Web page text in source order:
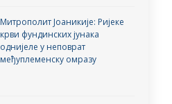
Митрополит Јоаникије: Ријеке
крви фундинских јунака
однијеле у неповрат
међуплеменску омразу